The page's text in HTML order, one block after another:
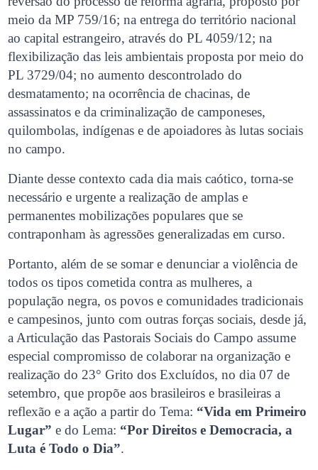
meio da MP 759/16; na entrega do território nacional
ao capital estrangeiro, através do PL 4059/12; na
flexibilização das leis ambientais proposta por meio do
PL 3729/04; no aumento descontrolado do
desmatamento; na ocorrência de chacinas, de
assassinatos e da criminalização de camponeses,
quilombolas, indígenas e de apoiadores às lutas sociais
no campo.
Diante desse contexto cada dia mais caótico, torna-se
necessário e urgente a realização de amplas e
permanentes mobilizações populares que se
contraponham às agressões generalizadas em curso.
Portanto, além de se somar e denunciar a violência de
todos os tipos cometida contra as mulheres, a
população negra, os povos e comunidades tradicionais
e campesinos, junto com outras forças sociais, desde já,
a Articulação das Pastorais Sociais do Campo assume
especial compromisso de colaborar na organização e
realização do 23° Grito dos Excluídos, no dia 07 de
setembro, que propõe aos brasileiros e brasileiras a
reflexão e a ação a partir do Tema: “Vida em Primeiro
Lugar” e do Lema: “Por Direitos e Democracia, a
Luta é Todo o Dia”.